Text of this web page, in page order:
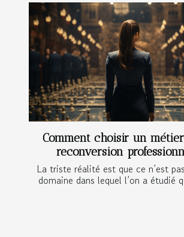
Comment choisir un
reconversion
La triste réalité est que ce n’est
domaine dans lequel l’on a étudié